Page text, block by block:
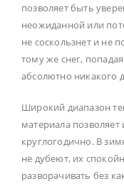
позволяет быть
неожиданной или
не соскользнет и не
тому же снег,
абсолютно никакого
Широкий диапазон
материала
круглогодично. В
не дубеют, их
разворачивать без